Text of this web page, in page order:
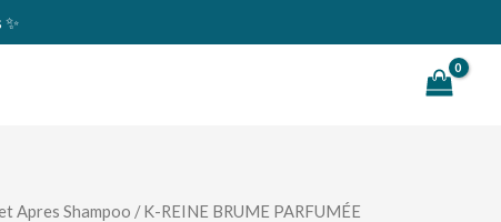
Rechercher
Apres Shampoo / K-REINE BRUME PARFUMÉE